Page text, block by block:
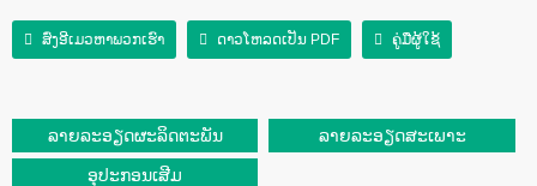
ສົ່ງອີເມວຫາພວກເຮົາ ດາວໂຫລດເປັນ PDF ຄູ່ມືຜູ້ໃຊ້
ລາຍລະອຽດຜະລິດຕະພັນ ລາຍລະອຽດສະເພາະ
ອຸປະກອນເສີມ